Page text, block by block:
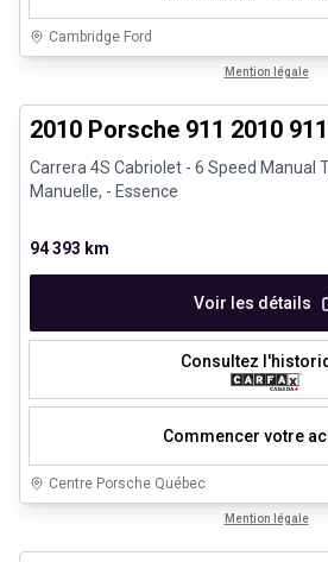
Cambridge Ford
Mention légale
2010 Porsche 911 2010
Carrera 4S Cabriolet - 6 Speed Manual
Manuelle, - Essence
94 393 km
Voir les détails
Consultez
Commencer votre
Centre Porsche Québec
Mention légale